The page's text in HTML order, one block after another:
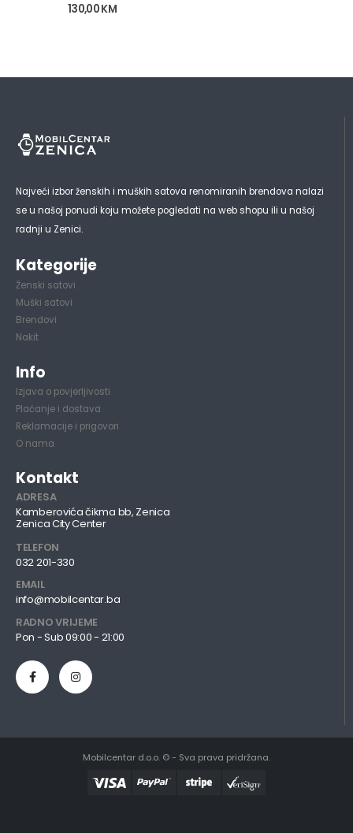
130,00KM
Najveći izbor ženskih i muških satova renomiranih brendova nalazi
se u našoj ponudi koju možete pogledati na web shopu ili u našoj
radnji u Zenici.
Kategorije
Ženski satovi
Muški satovi
Brendovi
Nakit
Info
Izjava o povjerljivosti
Plaćanje i dostava
Reklamacije i prigovori
O nama
Kontakt
ADRESA
Kamberovića čikma bb, Zenica
Zenica City Center
TELEFON
032 201-330
EMAIL
info@mobilcentar.ba
RADNO VRIJEME
Pon - Sub 09:00 - 21:00
Mobilcentar d.o.o. © - Sva prava pridržana.